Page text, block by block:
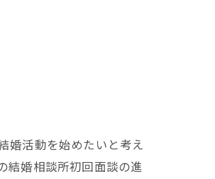
婚活動を始めたいと考え
結婚相談所初回面談の進